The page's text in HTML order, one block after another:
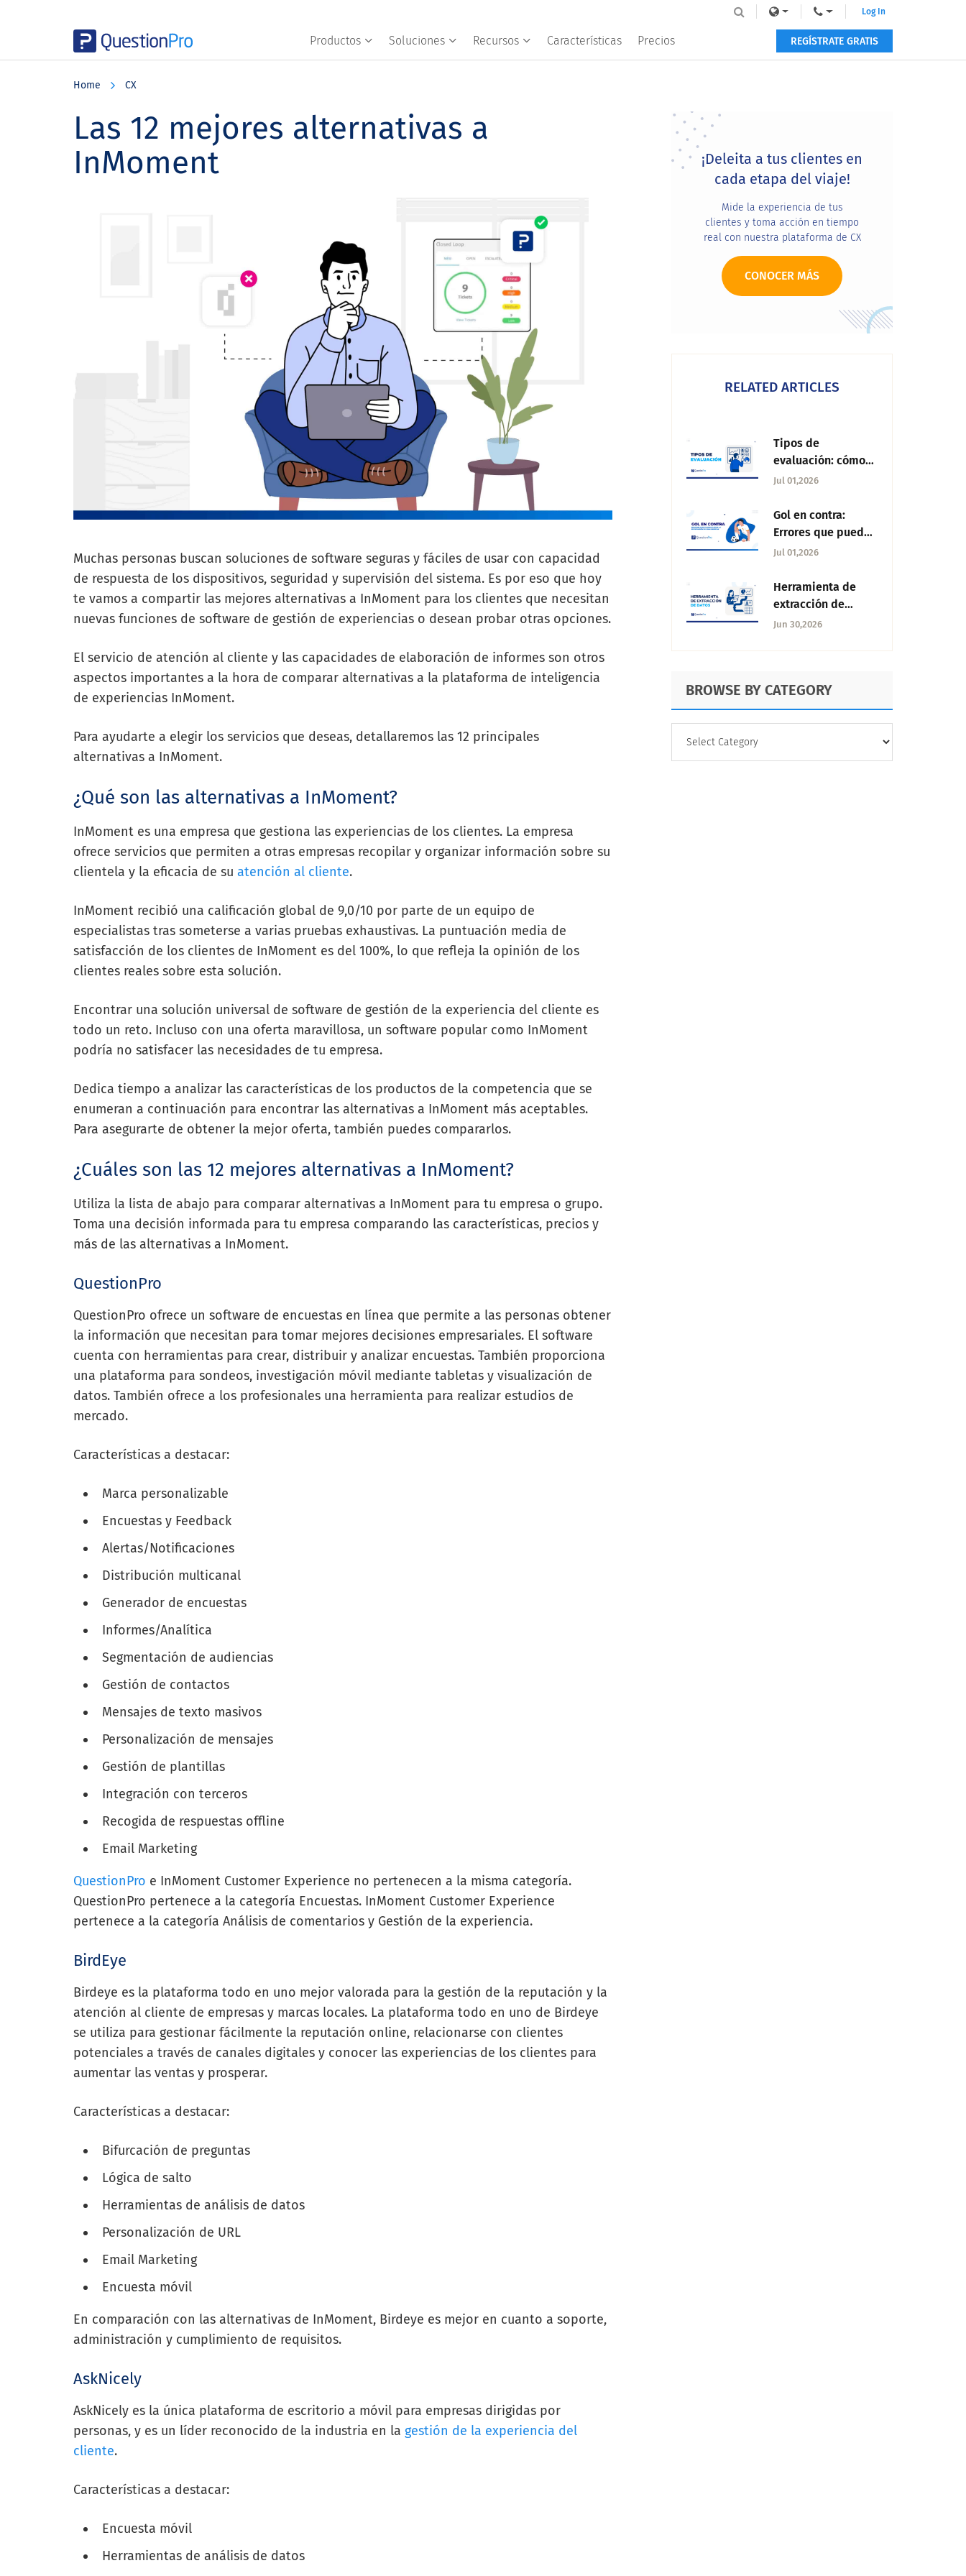
Productos Soluciones Recursos Características Precios
Log In
REGÍSTRATE GRATIS
Home CX
Las 12 mejores alternativas a
InMoment
Muchas personas buscan soluciones de software seguras y fáciles de usar con capacidad
de respuesta de los dispositivos, seguridad y supervisión del sistema. Es por eso que hoy
te vamos a compartir las mejores alternativas a InMoment para los clientes que necesitan
nuevas funciones de software de gestión de experiencias o desean probar otras opciones.
El servicio de atención al cliente y las capacidades de elaboración de informes son otros
aspectos importantes a la hora de comparar alternativas a la plataforma de inteligencia
de experiencias InMoment.
Para ayudarte a elegir los servicios que deseas, detallaremos las 12 principales
alternativas a InMoment.
¿Qué son las alternativas a InMoment?
InMoment es una empresa que gestiona las experiencias de los clientes. La empresa
ofrece servicios que permiten a otras empresas recopilar y organizar información sobre su
clientela y la eficacia de su atención al cliente.
InMoment recibió una calificación global de 9,0/10 por parte de un equipo de
especialistas tras someterse a varias pruebas exhaustivas. La puntuación media de
satisfacción de los clientes de InMoment es del 100%, lo que refleja la opinión de los
clientes reales sobre esta solución.
Encontrar una solución universal de software de gestión de la experiencia del cliente es
todo un reto. Incluso con una oferta maravillosa, un software popular como InMoment
podría no satisfacer las necesidades de tu empresa.
Dedica tiempo a analizar las características de los productos de la competencia que se
enumeran a continuación para encontrar las alternativas a InMoment más aceptables.
Para asegurarte de obtener la mejor oferta, también puedes compararlos.
¿Cuáles son las 12 mejores alternativas a InMoment?
Utiliza la lista de abajo para comparar alternativas a InMoment para tu empresa o grupo.
Toma una decisión informada para tu empresa comparando las características, precios y
más de las alternativas a InMoment.
QuestionPro
QuestionPro ofrece un software de encuestas en línea que permite a las personas obtener
la información que necesitan para tomar mejores decisiones empresariales. El software
cuenta con herramientas para crear, distribuir y analizar encuestas. También proporciona
una plataforma para sondeos, investigación móvil mediante tabletas y visualización de
datos. También ofrece a los profesionales una herramienta para realizar estudios de
mercado.
Características a destacar:
Marca personalizable
Encuestas y Feedback
Alertas/Notificaciones
Distribución multicanal
Generador de encuestas
Informes/Analítica
Segmentación de audiencias
Gestión de contactos
Mensajes de texto masivos
Personalización de mensajes
Gestión de plantillas
Integración con terceros
Recogida de respuestas offline
Email Marketing
QuestionPro e InMoment Customer Experience no pertenecen a la misma categoría.
QuestionPro pertenece a la categoría Encuestas. InMoment Customer Experience
pertenece a la categoría Análisis de comentarios y Gestión de la experiencia.
BirdEye
Birdeye es la plataforma todo en uno mejor valorada para la gestión de la reputación y la
atención al cliente de empresas y marcas locales. La plataforma todo en uno de Birdeye
se utiliza para gestionar fácilmente la reputación online, relacionarse con clientes
potenciales a través de canales digitales y conocer las experiencias de los clientes para
aumentar las ventas y prosperar.
Características a destacar:
Bifurcación de preguntas
Lógica de salto
Herramientas de análisis de datos
Personalización de URL
Email Marketing
Encuesta móvil
En comparación con las alternativas de InMoment, Birdeye es mejor en cuanto a soporte,
administración y cumplimiento de requisitos.
AskNicely
AskNicely es la única plataforma de escritorio a móvil para empresas dirigidas por
personas, y es un líder reconocido de la industria en la gestión de la experiencia del
cliente.
Características a destacar:
Encuesta móvil
Herramientas de análisis de datos
Primary
Sidebar
¡Deleita a tus clientes en
cada etapa del viaje!
Mide la experiencia de tus
clientes y toma acción en tiempo
real con nuestra plataforma de CX
CONOCER MÁS
RELATED ARTICLES
Tipos de
evaluación: cómo
clasificarlos y cuál
organización
Jul 01,2026
Gol en contra:
Errores que pueden
dañar la reputación
Jul 01,2026
Herramienta de
extracción de
datos: qué es, tipos
Jun 30,2026
BROWSE BY CATEGORY
CATEGORY